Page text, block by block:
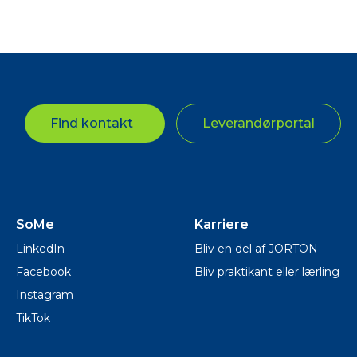
Find kontakt Leverandørportal
SoMe
LinkedIn
Facebook
Instagram
TikTok
Karriere
Bliv en del af JORTON
Bliv praktikant eller lærling